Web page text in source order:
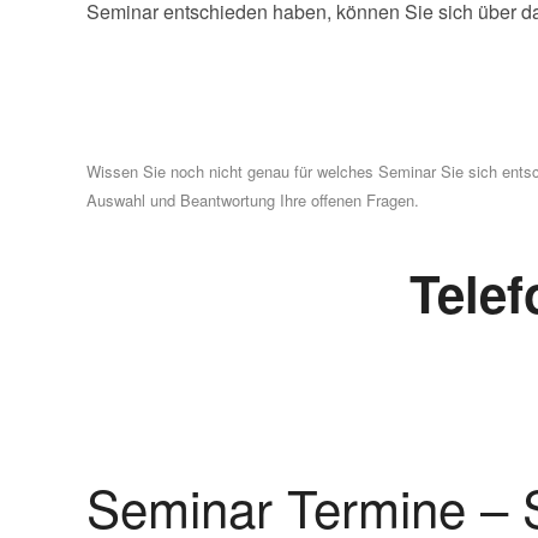
Seminar entschieden haben, können Sie sich über
Wissen Sie noch nicht genau für welches Seminar Sie sich
Auswahl und Beantwortung Ihre offenen Fragen.
Seminar Termine –